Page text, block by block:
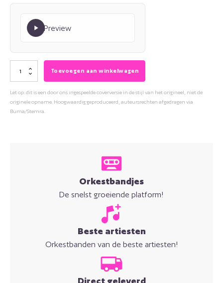
Preview
Django
Wagner
-
Zwarte
Toevoegen aan winkelwagen
Let op: dit is een door ons ingespeelde coverversie in de stijl van het origineel, niet de
originele opname. Hoogwaardig geproduceerd, auteursrechten afgedragen via
Buma/Stemra.
Orkestbandjes
De snelst groeiende platform!
Beste artiesten
Orkestbanden van de beste artiesten!
Direct geleverd